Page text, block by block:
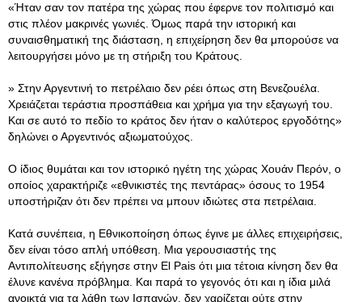
«Ήταν σαν τον πατέρα της χώρας που έφερνε τον πολιτισμό και
στις πλέον μακρινές γωνιές. Όμως παρά την ιστορική και
συναισθηματική της διάσταση, η επιχείρηση δεν θα μπορούσε να
λειτουργήσει μόνο με τη στήριξη του Κράτους.
» Στην Αργεντινή το πετρέλαιο δεν ρέει όπως στη Βενεζουέλα.
Χρειάζεται τεράστια προσπάθεια και χρήμα για την εξαγωγή του.
Και σε αυτό το πεδίο το κράτος δεν ήταν ο καλύτερος εργοδότης»
δηλώνει ο Αργεντινός αξιωματούχος.
Ο ίδιος θυμάται και τον ιστορικό ηγέτη της χώρας Χουάν Περόν, ο
οποίος χαρακτήριζε «εθνικιστές της πεντάρας» όσους το 1954
υποστήριζαν ότι δεν πρέπει να μπουν ιδιώτες στα πετρέλαια.
Κατά συνέπεια, η Εθνικοποίηση όπως έγινε με άλλες επιχειρήσεις,
δεν είναι τόσο απλή υπόθεση. Μια γερουσιαστής της
Αντιπολίτευσης εξήγησε στην El Pais ότι μια τέτοια κίνηση δεν θα
έλυνε κανένα πρόβλημα. Και παρά το γεγονός ότι και η ίδια μιλά
ανοικτά για τα λάθη των Ισπανών, δεν χαρίζεται ούτε στην